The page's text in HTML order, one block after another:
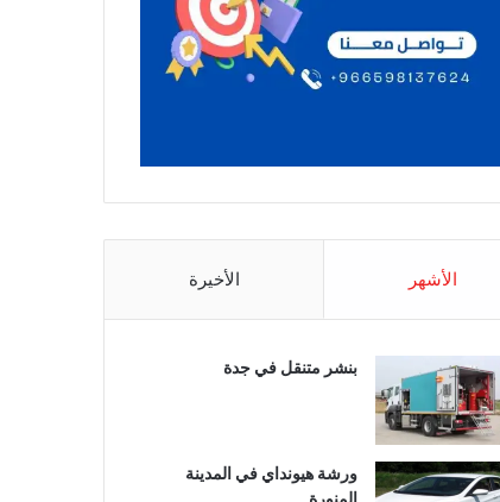
الأشهر الأخيرة
بنشر متنقل في جدة
ورشة هيونداي في المدينة
المنورة